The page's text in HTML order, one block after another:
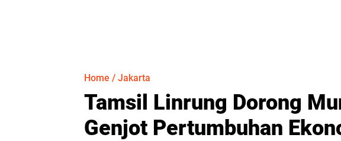
Home / Jakarta
Tamsil Linrung Dorong
Genjot Pertumbuhan